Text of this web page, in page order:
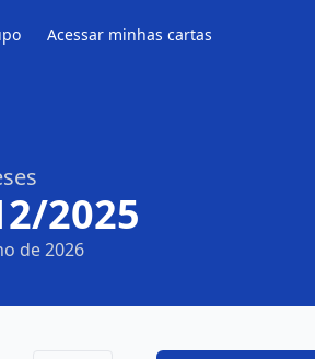
Acessar minhas cartas
2025
de 2026